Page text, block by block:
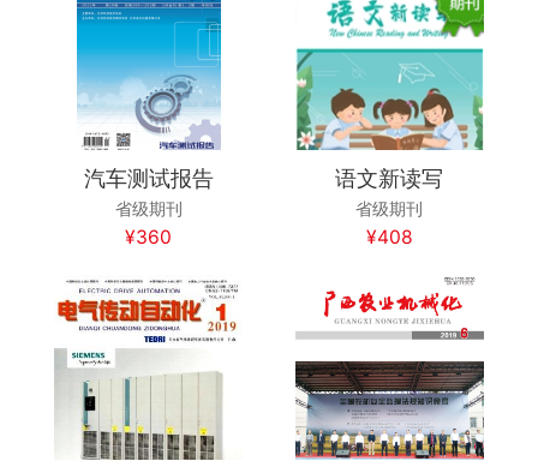
汽车测试报告
省级期刊
¥360
语文新读写
省级期刊
¥408